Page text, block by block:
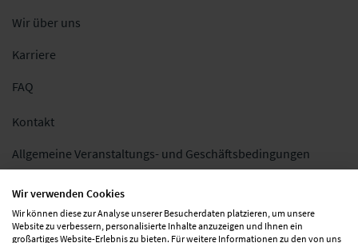
Wir über uns
Karriere
FAQ
Kontakt
Allgemeine Veranstaltungs- und Geschäftsbedingungen
Impressum
Datenschutz
Wir verwenden Cookies
Wir können diese zur Analyse unserer Besucherdaten platzieren, um unsere
Website zu verbessern, personalisierte Inhalte anzuzeigen und Ihnen ein
großartiges Website-Erlebnis zu bieten. Für weitere Informationen zu den von uns